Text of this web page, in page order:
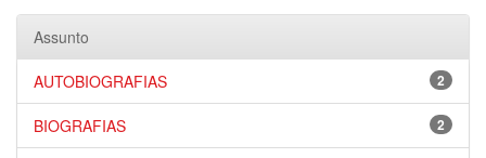
Assunto
2
AUTOBIOGRAFIAS
2
BIOGRAFIAS